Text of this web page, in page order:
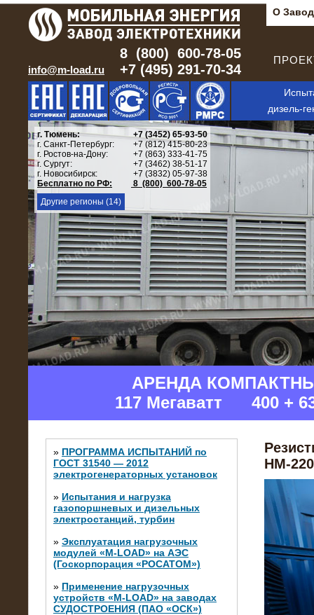
О
info@m-load.ru
8 (800) 600-78-05
+7 (495) 291-70-34
дизель-
г. Тюмень:
+7 (3452) 65-93-50
г. Санкт-Петербург:
+7 (812) 415-80-23
г. Ростов-на-Дону:
+7 (863) 333-41-75
г. Сургут:
+7 (3462) 38-51-17
г. Новосибирск:
+7 (3832) 05-97-38
Бесплатно по РФ:
8 (800) 600-78-05
Другие регионы (14)
АРЕНДА
117 Мегаватт 400 +
» ПРОГРАММА ИСПЫТАНИЙ по
ГОСТ 31540 — 2012
электрогенераторных установок
» Испытания и нагрузка
газопоршневых и дизельных
электростанций, турбин
» Эксплуатация нагрузочных
модулей «M-LOAD» на АЭС
(Госкорпорация «РОСАТОМ»)
» Применение нагрузочных
устройств «M-LOAD» на заводах
СУДОСТРОЕНИЯ (ПАО «ОСК»)
НМ-